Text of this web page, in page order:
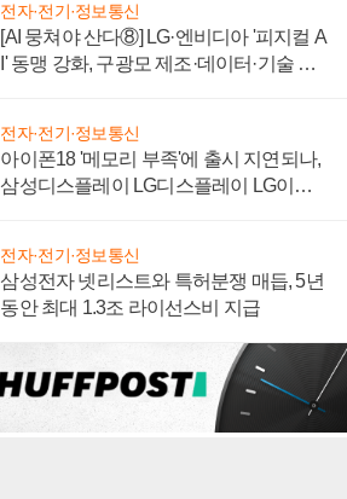
전자·전기·정보통신
[AI 뭉쳐야 산다⑧] LG·엔비디아 '피지컬 A
I' 동맹 강화, 구광모 제조·데이터·기술 결
전자·전기·정보통신
아이폰18 '메모리 부족'에 출시 지연되나,
삼성디스플레이 LG디스플레이 LG이노
전자·전기·정보통신
삼성전자 넷리스트와 특허분쟁 매듭, 5년
동안 최대 1.3조 라이선스비 지급